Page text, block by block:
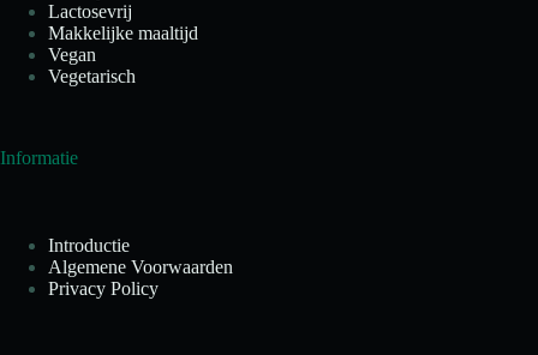
Lactosevrij
Makkelijke maaltijd
Vegan
Vegetarisch
Informatie
Introductie
Algemene Voorwaarden
Privacy Policy